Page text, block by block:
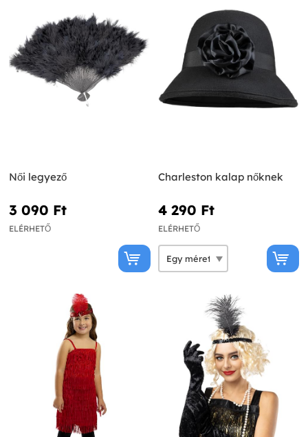
Női legyező
3 090 Ft‎
ELÉRHETŐ
Charleston kalap nőknek
4 290 Ft‎
ELÉRHETŐ